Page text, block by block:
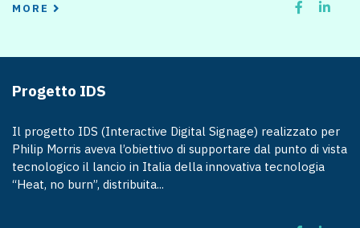
MORE
Progetto IDS
Il progetto IDS (Interactive Digital Signage) realizzato per
Philip Morris aveva l’obiettivo di supportare dal punto di vista
tecnologico il lancio in Italia della innovativa tecnologia
“Heat, no burn”, distribuita...